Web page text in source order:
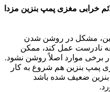
خرابی مغزی پمپ بنزین مزدا
مشکل در روشن شدن
نادرست عمل کند، ممکن
برخی موارد اصلاً روشن نشود.
استارت زدن مزدا 3 ، مغزی پمپ بنزین هم شروع به کار
ضعیف شده باشد